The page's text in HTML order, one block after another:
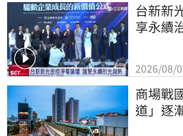
台新新
享永續
2026/08/
商場戰
道」逐